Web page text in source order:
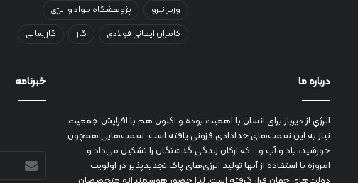
وزیر نیرو
پژوهشگاه مواد و انرژی
کامران ایمانی فولادی
گاز گازرسانی
درباره ما
انرژي‌ از دیرباز برای انسان با اهمیت بوده و اکنون هم با افزایش جمعیت
نیاز به این نعمت‌های خدادادی فزونی یافته است. نعمت‌هایی همچون
خورشید، باد و آب و... که ارکان زندگی گذشتگان را تشکیل می‌داد و
امروزه با استفاده از آنها تولید انرژی‌های پاک تجدیدپذیر در اولویت
خبرنامه
آدرس
ایمیل